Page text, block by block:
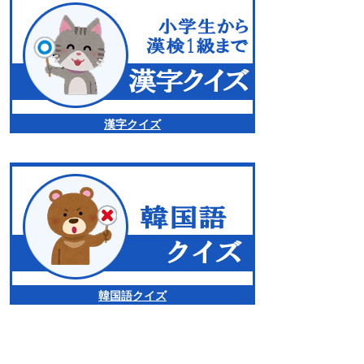
漢字クイズ
韓国語クイズ